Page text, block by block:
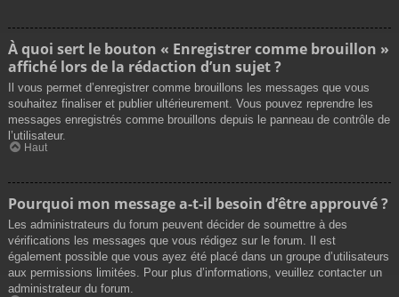
À quoi sert le bouton « Enregistrer comme brouillon »
affiché lors de la rédaction d’un sujet ?
Il vous permet d’enregistrer comme brouillons les messages que vous
souhaitez finaliser et publier ultérieurement. Vous pouvez reprendre les
messages enregistrés comme brouillons depuis le panneau de contrôle de
l’utilisateur.
Haut
Pourquoi mon message a-t-il besoin d’être approuvé ?
Les administrateurs du forum peuvent décider de soumettre à des
vérifications les messages que vous rédigez sur le forum. Il est
également possible que vous ayez été placé dans un groupe d’utilisateurs
aux permissions limitées. Pour plus d’informations, veuillez contacter un
administrateur du forum.